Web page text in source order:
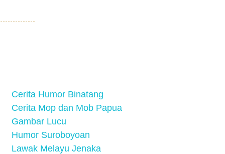
Cerita Humor Binatang
Cerita Mop dan Mob Papua
Gambar Lucu
Humor Suroboyoan
Lawak Melayu Jenaka